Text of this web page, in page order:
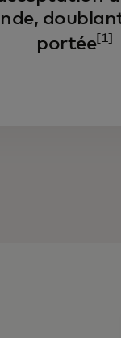
portée[1]